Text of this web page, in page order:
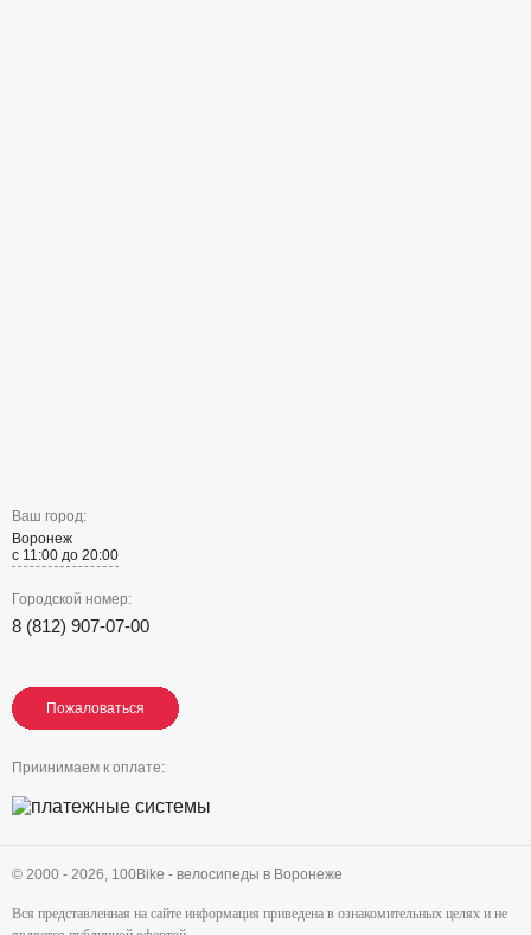
Ваш город:
Воронеж
с 11:00 до 20:00
Городской номер:
8 (812) 907-07-00
Пожаловаться
Пожаловаться
Пожаловаться
Приинимаем к оплате:
© 2000 - 2026, 100Bike - велосипеды в Воронеже
Вся представленная на сайте информация приведена в ознакомительных целях и не